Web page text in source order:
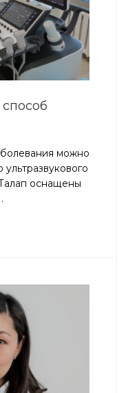
можно
оснащены